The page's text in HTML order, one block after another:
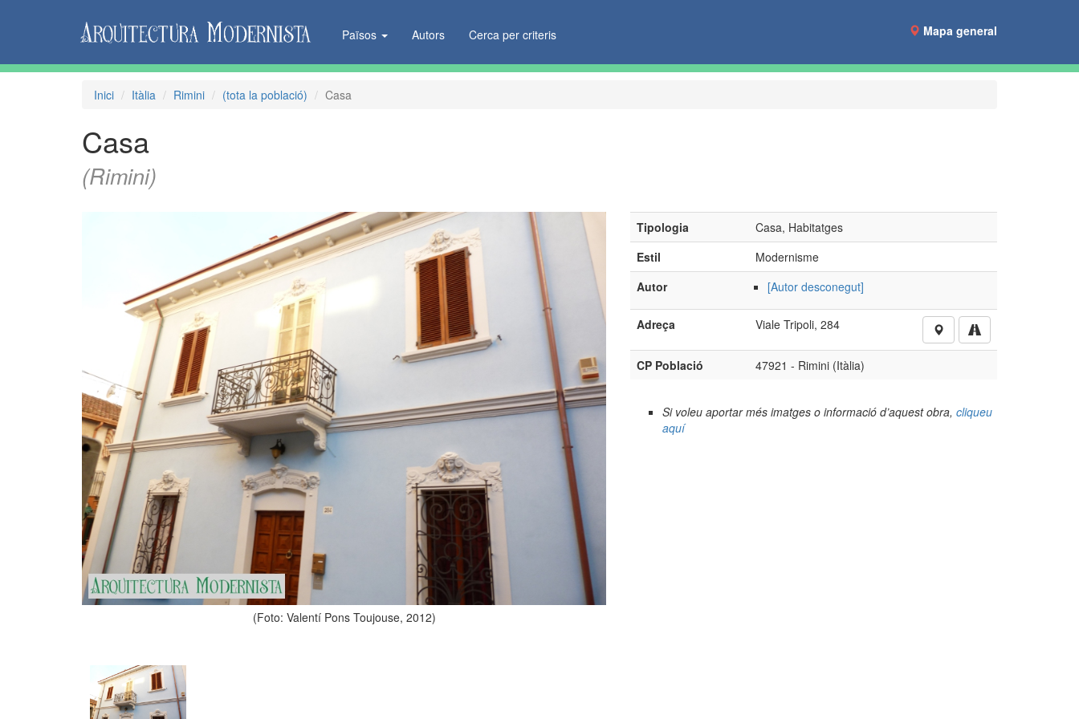
Països Autors Cerca per criteris Mapa general
Inici Itàlia Rimini (tota la població) Casa
Casa
(Rimini)
(Foto: Valentí Pons Toujouse, 2012)
Tipologia
Casa, Habitatges
Estil
Modernisme
Autor
[Autor desconegut]
Adreça Viale Tripoli, 284
CP Població 47921 - Rimini (Itàlia)
Si voleu aportar més imatges o informació d’aquest obra, cliqueu
aquí